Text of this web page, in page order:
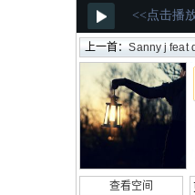
上一首：Sanny j feat
查看空间